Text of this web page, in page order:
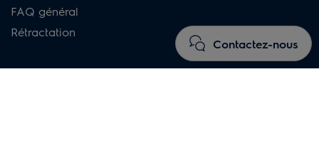
Contactez-nous
FAQ général
Rétractation